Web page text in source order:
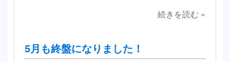
続きを読む »
5月も終盤になりました！